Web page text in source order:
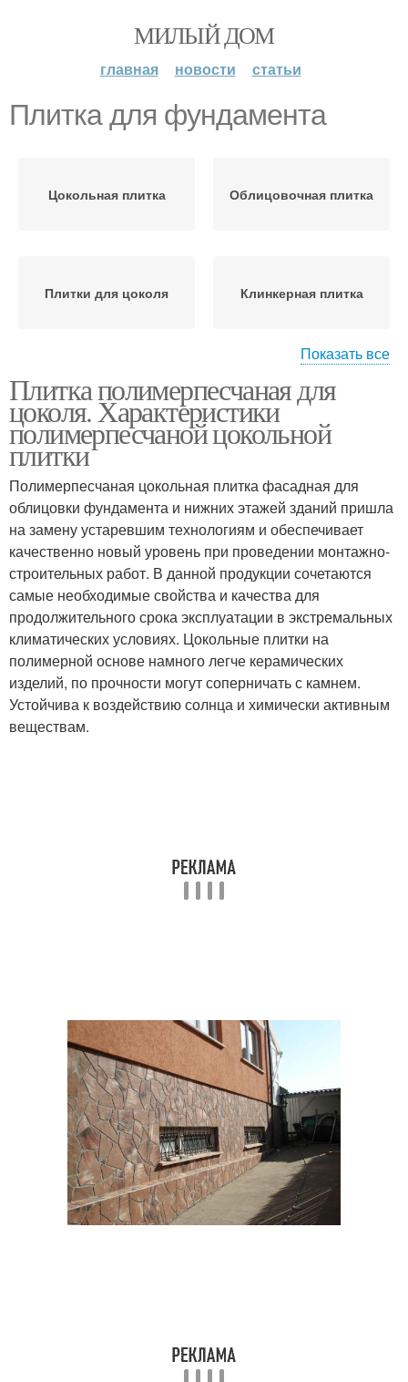
МИЛЫЙ ДОМ
главная новости статьи
Плитка для фундамента
Цокольная плитка Облицовочная плитка
Плитки для цоколя Клинкерная плитка
Полимерная плитка Плитка для облицовки
Показать все
Плитка полимерпесчаная для
цоколя. Характеристики
полимерпесчаной цокольной
плитки
Полимерпесчаная цокольная плитка фасадная для
облицовки фундамента и нижних этажей зданий пришла
на замену устаревшим технологиям и обеспечивает
качественно новый уровень при проведении монтажно-
строительных работ. В данной продукции сочетаются
самые необходимые свойства и качества для
продолжительного срока эксплуатации в экстремальных
климатических условиях. Цокольные плитки на
полимерной основе намного легче керамических
изделий, по прочности могут соперничать с камнем.
Устойчива к воздействию солнца и химически активным
веществам.